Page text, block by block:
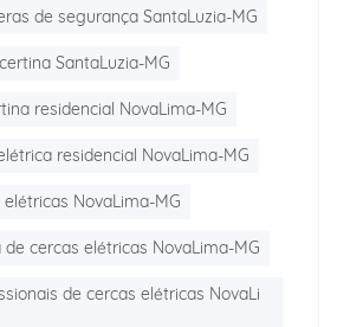
de segurança SantaLuzia-MG
SantaLuzia-MG
residencial NovaLima-MG
residencial NovaLima-MG
NovaLima-MG
cercas elétricas NovaLima-MG
de cercas elétricas NovaLi